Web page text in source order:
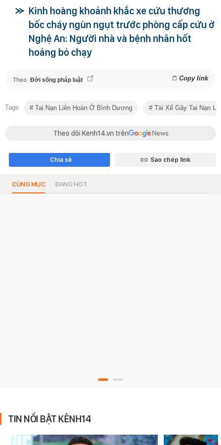
Kinh hoàng khoảnh khắc xe cứu thương
bốc cháy ngùn ngụt trước phòng cấp cứu ở
Nghệ An: Người nhà và bệnh nhân hốt
hoảng bỏ chạy
Theo Đời sống pháp luật Copy link
Tags Tai Nạn Liên Hoàn Ở Bình Dương Tài Xế Gây Tai Nạn
Theo dõi Kenh14.vn trên
Chia sẻ Sao chép link
CÙNG MỤC ĐANG HOT
TIN NỔI BẬT KÊNH14